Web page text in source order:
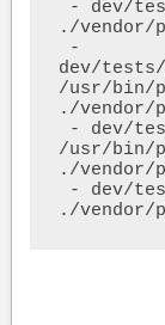
./vendor/
dev/
/usr/bin/
./vendor/
/usr/bin/
./vendor/